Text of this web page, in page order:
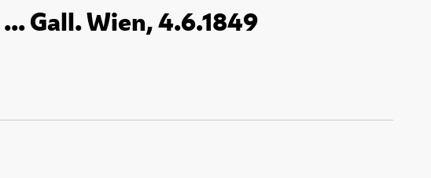
Gall. Wien, 4.6.1849